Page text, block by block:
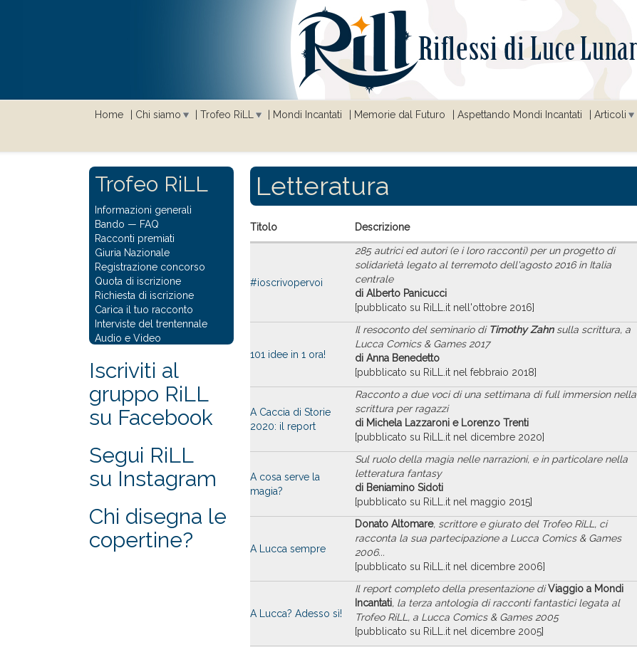
Home Chi siamo Trofeo RiLL Mondi Incantati Memorie dal Futuro Aspettando Mondi Incantati Articoli
Letteratura
Titolo Descrizione
#ioscrivopervoi
285 autrici ed autori (e i loro racconti) per un progetto di
solidarietà legato al terremoto dell'agosto 2016 in Italia
centrale
di Alberto Panicucci
[pubblicato su RiLL.it nell'ottobre 2016]
101 idee in 1 ora!
Il resoconto del seminario di Timothy Zahnsulla scrittura, a
Lucca Comics & Games2017
di Anna Benedetto
[pubblicato su RiLL.it nel febbraio 2018]
A Caccia di Storie
2020: il report
Racconto a due voci di una settimana di full immersion nella
scrittura per ragazzi
di Michela Lazzaroni e Lorenzo Trenti
[pubblicato su RiLL.it nel dicembre 2020]
A cosa serve la
magia?
Sul ruolo della magia nelle narrazioni, e in particolare nella
letteratura fantasy
di Beniamino Sidoti
[pubblicato su RiLL.it nel maggio 2015]
A Lucca sempre
Donato Altomare, scrittore e giurato del Trofeo RiLL, ci
racconta la sua partecipazione a Lucca Comics & Games
2006...
[pubblicato su RiLL.it nel dicembre 2006]
A Lucca? Adesso sì!
Il report completo della presentazione diViaggio a Mondi
Incantati, la terza antologia di racconti fantastici legata al
Trofeo RiLL, a Lucca Comics & Games 2005
[pubblicato su RiLL.it nel dicembre 2005]
Trofeo RiLL
Informazioni generali
Bando — FAQ
Racconti premiati
Giuria Nazionale
Registrazione concorso
Quota di iscrizione
Richiesta di iscrizione
Carica il tuo racconto
Interviste del trentennale
Audio e Video
Iscriviti al
gruppo RiLL
su Facebook
Segui RiLL
su Instagram
Chi disegna le
copertine?